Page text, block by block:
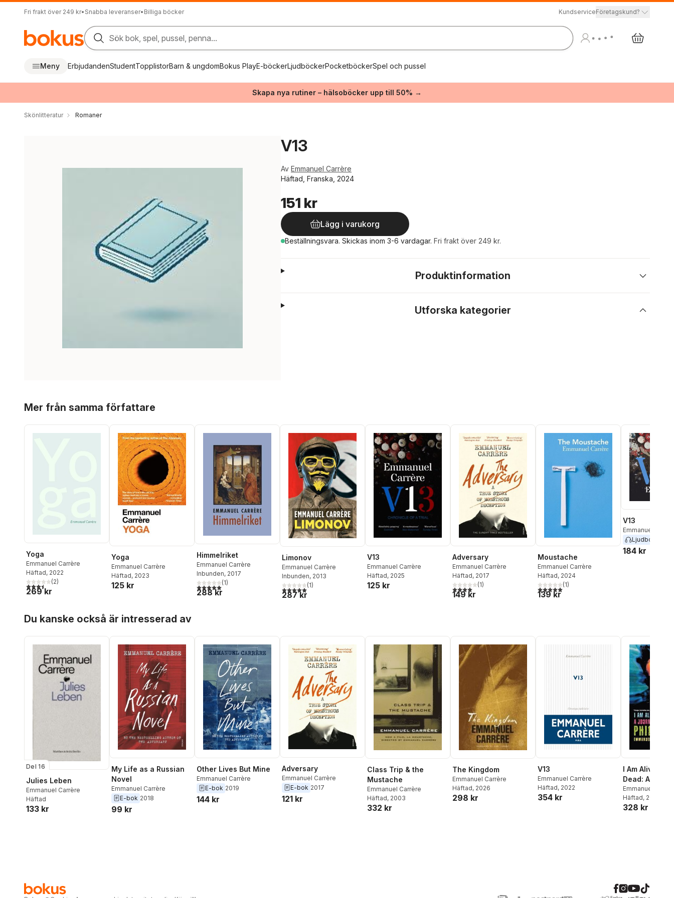
Fri frakt över 249 kr• Snabba leveranser• Billiga böcker KundserviceFöretagskund?
Sök bok, spel, pussel, penna...
Meny ErbjudandenStudentTopplistorBarn & ungdomBokus PlayE-böckerLjudböckerPocketböckerSpel och pussel
Skapa nya rutiner – hälsoböcker upp till 50% →
Skönlitteratur Romaner
V13
Av Emmanuel Carrère
Häftad, Franska, 2024
151 kr
Lägg i varukorg
Beställningsvara. Skickas inom 3-6 vardagar. Fri frakt över 249 kr.
Produktinformation
Utforska kategorier
Mer från samma författare
Yoga
Emmanuel Carrère
Häftad, 2022
3,5utav 5 stjärnor. Totalt antal röster:
(2)
269 kr
Yoga
Emmanuel Carrère
Häftad, 2023
125 kr
Himmelriket
Emmanuel Carrère
Inbunden, 2017
5,0utav 5 stjärnor. Totalt antal röster:
(1)
288 kr
Limonov
Emmanuel Carrère
Inbunden, 2013
5,0utav 5 stjärnor. Totalt antal röster:
(1)
287 kr
V13
Emmanuel Carrère
Häftad, 2025
125 kr
Adversary
Emmanuel Carrère
Häftad, 2017
4,0utav 5 stjärnor. Totalt antal röster:
(1)
149 kr
Moustache
Emmanuel Carrère
Häftad, 2024
5,0utav 5 stjärnor. Totalt antal röster:
(1)
139 kr
V13
Emmanuel
Ljudbok
184 kr
Du kanske också är intresserad av
Del 16
Julies Leben
Emmanuel Carrère
Häftad
133 kr
My Life as a Russian
Novel
Emmanuel Carrère
E-bok 2018
99 kr
Other Lives But Mine
Emmanuel Carrère
E-bok 2019
144 kr
Adversary
Emmanuel Carrère
E-bok 2017
121 kr
Class Trip & the
Mustache
Emmanuel Carrère
Häftad, 2003
332 kr
The Kingdom
Emmanuel Carrère
Häftad, 2026
298 kr
V13
Emmanuel Carrère
Häftad, 2022
354 kr
I Am Alive
Dead: A
the Mind of
Dick
Emmanuel
Häftad, 2005
328 kr